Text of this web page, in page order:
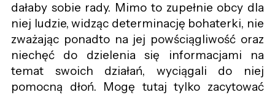
dałaby sobie rady. Mimo to zupełnie obcy dla
niej ludzie, widząc determinację bohaterki, nie
zważając ponadto na jej powściągliwość oraz
niechęć do dzielenia się informacjami na
temat swoich działań, wyciągali do niej
pomocną dłoń. Mogę tutaj tylko zacytować